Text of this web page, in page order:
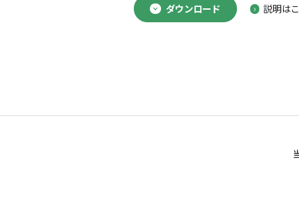
ダウンロード 説明は